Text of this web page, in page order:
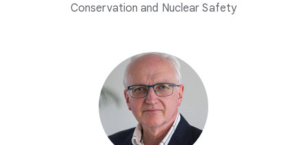
Conservation and Nuclear Safety